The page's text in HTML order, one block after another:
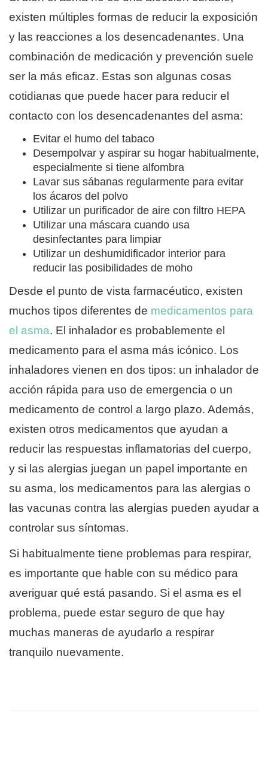
existen múltiples formas de reducir la exposición
y las reacciones a los desencadenantes. Una
combinación de medicación y prevención suele
ser la más eficaz. Estas son algunas cosas
cotidianas que puede hacer para reducir el
contacto con los desencadenantes del asma:
Evitar el humo del tabaco
Desempolvar y aspirar su hogar habitualmente,
especialmente si tiene alfombra
Lavar sus sábanas regularmente para evitar
los ácaros del polvo
Utilizar un purificador de aire con filtro HEPA
Utilizar una máscara cuando usa
desinfectantes para limpiar
Utilizar un deshumidificador interior para
reducir las posibilidades de moho
Desde el punto de vista farmacéutico, existen
muchos tipos diferentes de medicamentos para
el asma. El inhalador es probablemente el
medicamento para el asma más icónico. Los
inhaladores vienen en dos tipos: un inhalador de
acción rápida para uso de emergencia o un
medicamento de control a largo plazo. Además,
existen otros medicamentos que ayudan a
reducir las respuestas inflamatorias del cuerpo,
y si las alergias juegan un papel importante en
su asma, los medicamentos para las alergias o
las vacunas contra las alergias pueden ayudar a
controlar sus síntomas.
Si habitualmente tiene problemas para respirar,
es importante que hable con su médico para
averiguar qué está pasando. Si el asma es el
problema, puede estar seguro de que hay
muchas maneras de ayudarlo a respirar
tranquilo nuevamente.